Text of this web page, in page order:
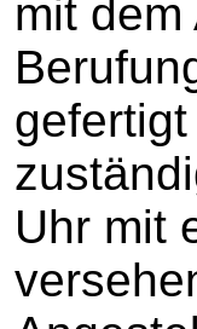
mit
Uhr mit